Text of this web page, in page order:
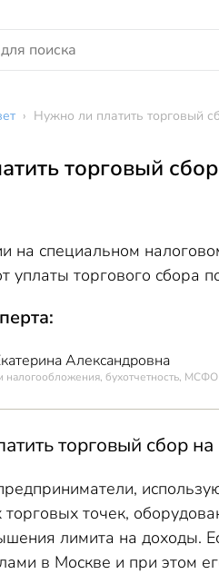
› Нужно ли платить торговый
торговый
на специальном
уплаты торгового сбора
Александровна
налогообложения, бухотчетность, МСФО
торговый сбор на
торговых точек,
лимита на доходы.
в Москве и при этом